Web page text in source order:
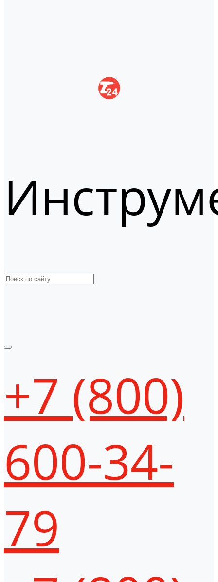
+7 (800)
600-34-
79